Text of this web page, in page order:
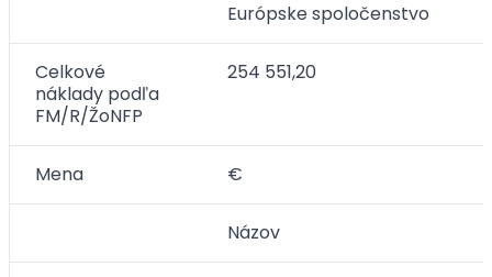
Európske spoločenstvo
Celkové
náklady podľa
FM/R/ŽoNFP
254 551,20
Mena €
Názov